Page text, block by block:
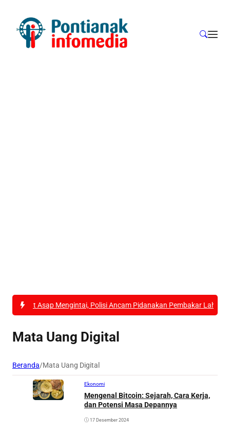
Asap Mengintai, Polisi Ancam Pidanakan Pembakar Lahan di
Mata Uang Digital
Beranda/Mata Uang Digital
Ekonomi
Mengenal Bitcoin: Sejarah, Cara Kerja,
dan Potensi Masa Depannya
17 Desember 2024